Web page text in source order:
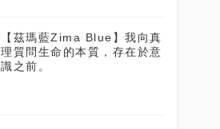
【茲瑪藍Zima Blue】我向真
理質問生命的本質，存在於意
識之前。